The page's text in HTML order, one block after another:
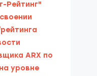
Рейтинг"
ARX по
уровне